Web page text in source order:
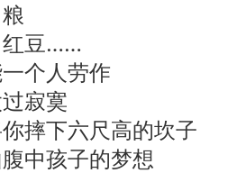
红豆……
个人劳作
寂寞
摔下六尺高的坎子
中孩子的梦想